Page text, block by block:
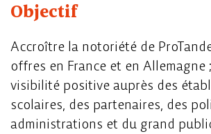
Objectif
Accroître la notoriété de
offres en France et en Allemagne
visibilité positive auprès des
scolaires, des partenaires, des
administrations et du grand